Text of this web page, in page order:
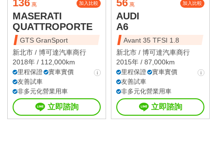
136 萬 加入比較
MASERATI
QUATTROPORTE
GTS GranSport
新北市 / 博可達汽車商行
2018年 / 112,000km
里程保證
實車實價
友善試車
非多元化營業用車
立即諮詢
56 萬 加入比較
AUDI
A6
Avant 35 TFSI 1.8
新北市 / 博可達汽車商行
2015年 / 87,000km
里程保證
實車實價
友善試車
非多元化營業用車
立即諮詢